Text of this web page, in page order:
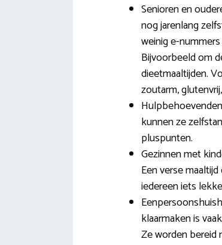
Senioren en
nog jarenlang
weinig e-
Bijvoorbeeld om
dieetmaaltijden.
zoutarm,
kunnen ze
pluspunten.
Gezinnen met
Een verse
iedereen iets
klaarmaken is
Ze worden